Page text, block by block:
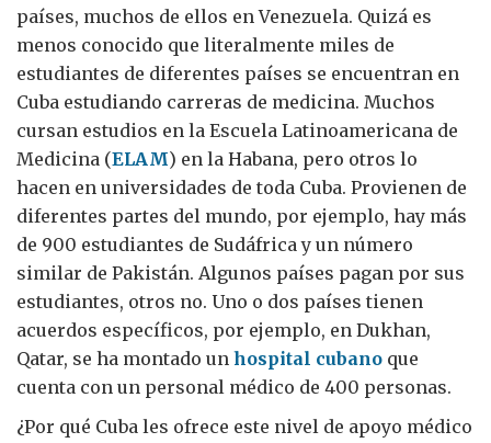
países, muchos de ellos en Venezuela. Quizá es
menos conocido que literalmente miles de
estudiantes de diferentes países se encuentran en
Cuba estudiando carreras de medicina. Muchos
cursan estudios en la Escuela Latinoamericana de
Medicina (ELAM) en la Habana, pero otros lo
hacen en universidades de toda Cuba. Provienen de
diferentes partes del mundo, por ejemplo, hay más
de 900 estudiantes de Sudáfrica y un número
similar de Pakistán. Algunos países pagan por sus
estudiantes, otros no. Uno o dos países tienen
acuerdos específicos, por ejemplo, en Dukhan,
Qatar, se ha montado un hospital cubano que
cuenta con un personal médico de 400 personas.
¿Por qué Cuba les ofrece este nivel de apoyo médico